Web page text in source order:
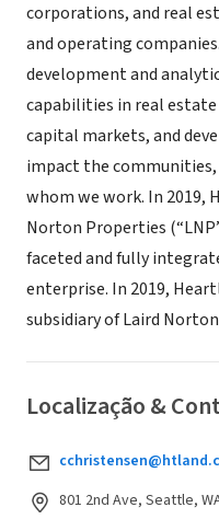
corporations, and real
and operating
development and
capabilities in real
capital markets, and
impact the
whom we work. In 2019,
Norton Properties
faceted and fully
enterprise. In 2019,
subsidiary of Laird
Localização &
801 2nd Ave, Seattle,